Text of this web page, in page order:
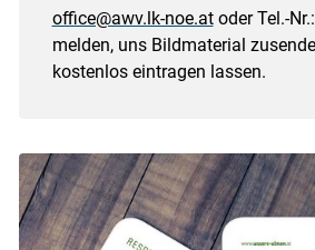
office@awv.lk-noe.atoder Tel.-
melden, uns Bildmaterial
kostenlos eintragen lassen.